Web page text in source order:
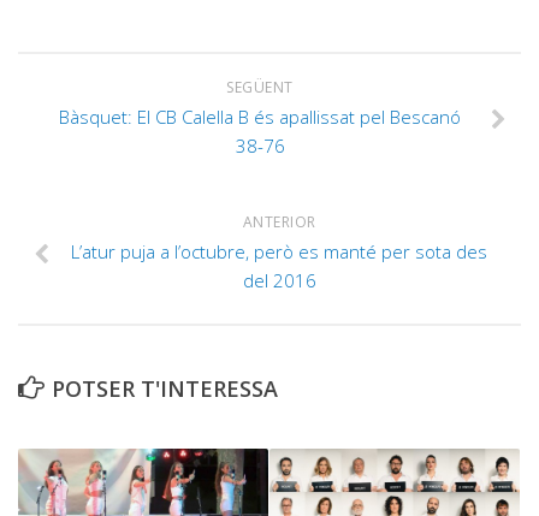
SEGÜENT
Bàsquet: El CB Calella B és apallissat pel Bescanó
38-76
ANTERIOR
L’atur puja a l’octubre, però es manté per sota des
del 2016
POTSER T'INTERESSA